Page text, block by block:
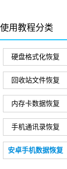
使用教程分类
硬盘格式化恢复
回收站文件恢复
内存卡数据恢复
手机通讯录恢复
安卓手机数据恢复